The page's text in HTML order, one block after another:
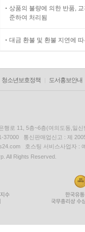
상품의 불량에 의한 반품,
준하여 처리됨
대금 환불 및 환불 지연에
청소년보호정책 도서홍보안내
행로 11, 5층~6층(여의도동,일신
37000 통신판매업신고 : 제
호스팅 서비스사업자 :
All Rights Reserved.